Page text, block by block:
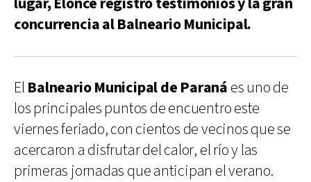
concurrencia al Balneario Municipal.
El Balneario Municipal de Paraná es uno de
los principales puntos de encuentro este
viernes feriado, con cientos de vecinos que se
acercaron a disfrutar del calor, el río y las
primeras jornadas que anticipan el verano.